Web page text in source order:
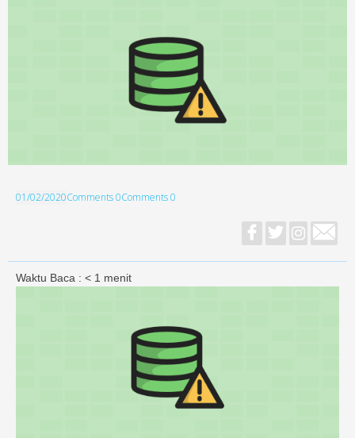
01/02/2020Comments 0Comments 0
Waktu Baca : < 1 menit